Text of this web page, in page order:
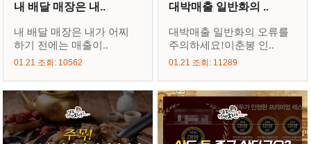
내 배달 매장은 내..
내 배달 매장은 내가 어찌
하기 전에는 매출이..
01.21 조회: 10562
대박매출 일반화의 ..
대박매출 일반화의 오류를
주의하세요!이춘봉 인..
01.21 조회: 11289